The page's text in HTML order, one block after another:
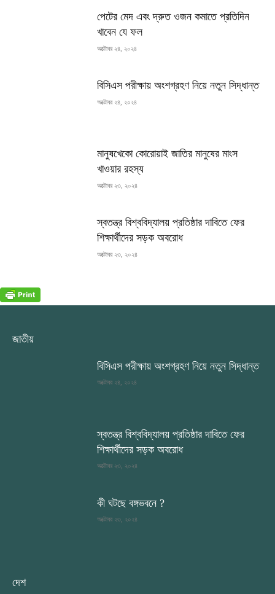
পেটের মেদ এবং দ্রুত ওজন কমাতে প্রতিদিন
খাবেন যে ফল
অক্টোবর ২৪, ২০২৪
বিসিএস পরীক্ষায় অংশগ্রহণ নিয়ে নতুন সিদ্ধান্ত
অক্টোবর ২৪, ২০২৪
মানুষখেকো কোরোয়াই জাতির মানুষের মাংস
খাওয়ার রহস্য
অক্টোবর ২৩, ২০২৪
স্বতন্ত্র বিশ্ববিদ্যালয় প্রতিষ্ঠার দাবিতে ফের
শিক্ষার্থীদের সড়ক অবরোধ
অক্টোবর ২৩, ২০২৪
জাতীয়
বিসিএস পরীক্ষায় অংশগ্রহণ নিয়ে নতুন সিদ্ধান্ত
অক্টোবর ২৪, ২০২৪
স্বতন্ত্র বিশ্ববিদ্যালয় প্রতিষ্ঠার দাবিতে ফের
শিক্ষার্থীদের সড়ক অবরোধ
অক্টোবর ২৩, ২০২৪
কী ঘটছে বঙ্গভবনে ?
অক্টোবর ২৩, ২০২৪
দেশ